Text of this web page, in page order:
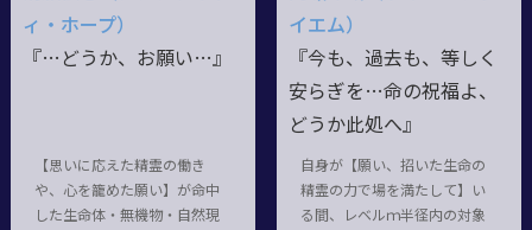
ィ・ホープ）
『…どうか、お願い…』
【思いに応えた精霊の働き
や、心を籠めた願い】が命中
した生命体・無機物・自然現
イエム）
『今も、過去も、等しく
安らぎを…命の祝福よ、
どうか此処へ』
自身が【願い、招いた生命の
精霊の力で場を満たして】い
る間、レベルｍ半径内の対象